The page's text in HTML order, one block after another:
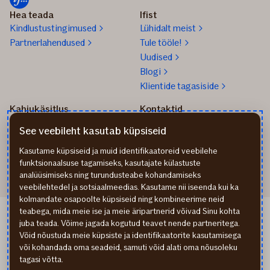
Hea teada
Kindlustustingimused
Partnerlahendused
Ifist
Lühidalt meist
Tule tööle!
Uudised
Blogi
Klientide tagasiside
Kahjukäsitlus
Kuidas toimida kahju
korral?
Teata kahjust
Kontaktid
Arveldus
777 1211
If Apdrošināšana LV
If draudimas LT
Isikuandmete töötlemine
See veebileht kasutab küpsiseid
Kasutame küpsiseid ja muid identifikaatoreid veebilehe
funktsionaalsuse tagamiseks, kasutajate külastuste
analüüsimiseks ning turundusteabe kohandamiseks
veebilehtedel ja sotsiaalmeedias. Kasutame nii iseenda kui ka
kolmandate osapoolte küpsiseid ning kombineerime neid
teabega, mida meie ise ja meie äripartnerid võivad Sinu kohta
juba teada. Võime jagada kogutud teavet nende partneritega.
Võid nõustuda meie küpsiste ja identifikaatorite kasutamisega
või kohandada oma seadeid, samuti võid alati oma nõusoleku
tagasi võtta.